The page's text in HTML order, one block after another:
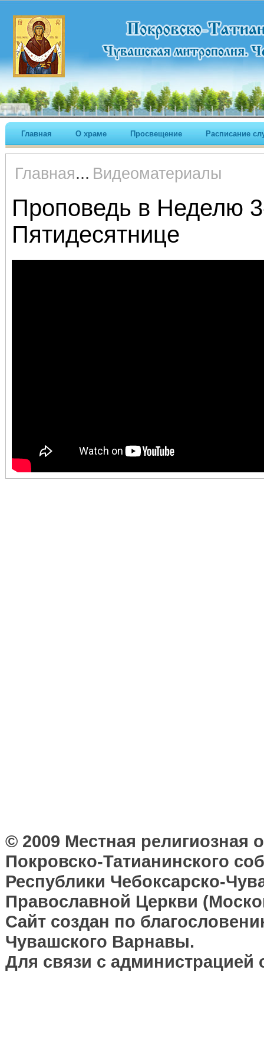
Главная О храме Просвещение Расписание
Главная... Видеоматериалы
Проповедь в Неделю
Пятидесятнице
© 2009 Местная религиозная
Покровско-Татианинского
Республики Чебоксарско-
Православной Церкви
Сайт создан по
Чувашского Варнавы.
Для связи с администрацией